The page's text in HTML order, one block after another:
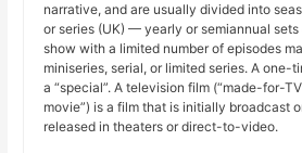
narrative, and are usually divided into
or series (UK) — yearly or semiannual
show with a limited number of episodes
miniseries, serial, or limited series. A one-
a “special”. A television film (“made-for-
movie”) is a film that is initially broadcast
released in theaters or direct-to-video.